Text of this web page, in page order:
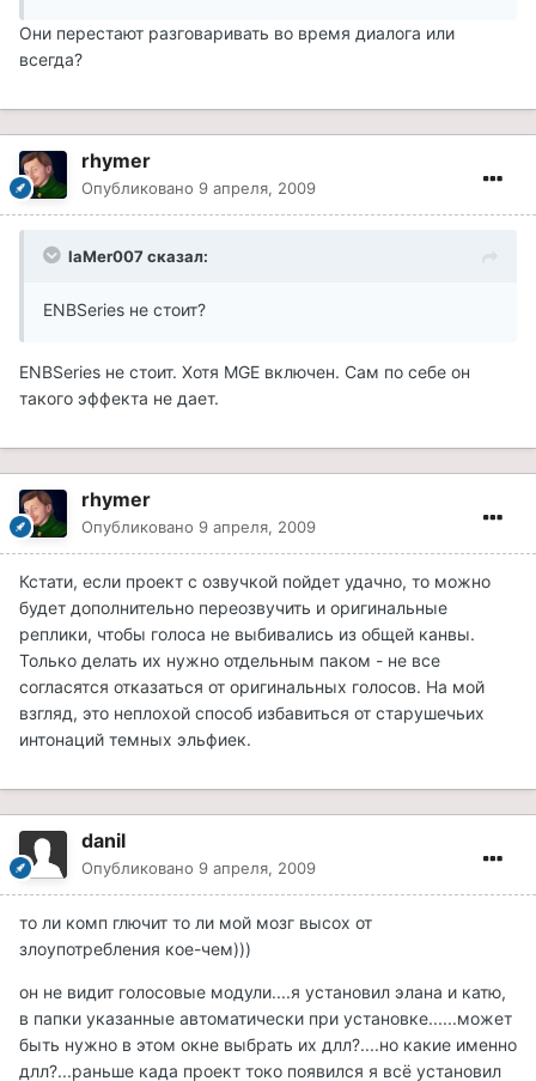
Они перестают разговаривать во время диалога или
всегда?
rhymer
Опубликовано 9 апреля, 2009
laMer007 сказал:
ENBSeries не стоит?
ENBSeries не стоит. Хотя MGE включен. Сам по себе он
такого эффекта не дает.
rhymer
Опубликовано 9 апреля, 2009
Кстати, если проект с озвучкой пойдет удачно, то можно
будет дополнительно переозвучить и оригинальные
реплики, чтобы голоса не выбивались из общей канвы.
Только делать их нужно отдельным паком - не все
согласятся отказаться от оригинальных голосов. На мой
взгляд, это неплохой способ избавиться от старушечьих
интонаций темных эльфиек.
danil
Опубликовано 9 апреля, 2009
то ли комп глючит то ли мой мозг высох от
злоупотребления кое-чем)))
он не видит голосовые модули....я установил элана и катю,
в папки указанные автоматически при установке......может
быть нужно в этом окне выбрать их длл?....но какие именно
длл?...раньше када проект токо появился я всё установил